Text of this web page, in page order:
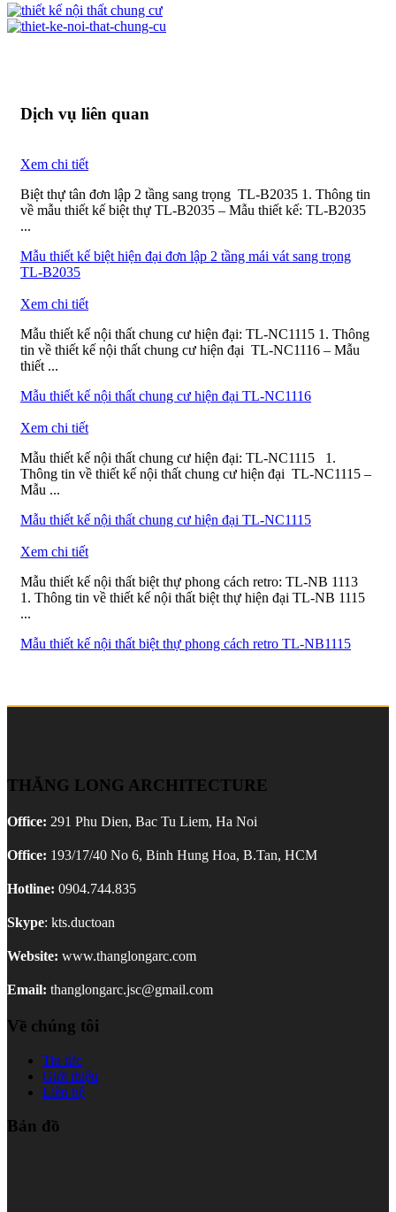
Dịch vụ liên quan
Xem chi tiết
Biệt thự tân đơn lập 2 tầng sang trọng TL-B2035 1. Thông tin
về mẫu thiết kế biệt thự TL-B2035 – Mẫu thiết kế: TL-B2035
...
Mẫu thiết kế biệt hiện đại đơn lập 2 tầng mái vát sang trọng
TL-B2035
Xem chi tiết
Mẫu thiết kế nội thất chung cư hiện đại: TL-NC1115 1. Thông
tin về thiết kế nội thất chung cư hiện đại TL-NC1116 – Mẫu
thiết ...
Mẫu thiết kế nội thất chung cư hiện đại TL-NC1116
Xem chi tiết
Mẫu thiết kế nội thất chung cư hiện đại: TL-NC1115 1.
Thông tin về thiết kế nội thất chung cư hiện đại TL-NC1115 –
Mẫu ...
Mẫu thiết kế nội thất chung cư hiện đại TL-NC1115
Xem chi tiết
Mẫu thiết kế nội thất biệt thự phong cách retro: TL-NB 1113
1. Thông tin về thiết kế nội thất biệt thự hiện đại TL-NB 1115
...
Mẫu thiết kế nội thất biệt thự phong cách retro TL-NB1115
THĂNG LONG ARCHITECTURE
Office: 291 Phu Dien, Bac Tu Liem, Ha Noi
Office: 193/17/40 No 6, Binh Hung Hoa, B.Tan, HCM
Hotline: 0904.744.835
Skype: kts.ductoan
Website: www.thanglongarc.com
Email: thanglongarc.jsc@gmail.com
Về chúng tôi
Tin tức
Giới thiệu
Liên hệ
Bản đồ